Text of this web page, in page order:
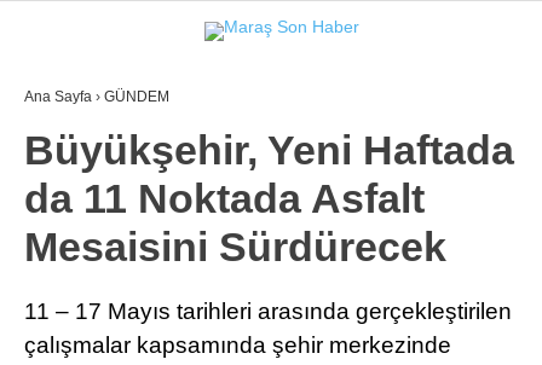
GALERİ VİDEO YAZARLAR
GÜNDEM
3. SAYFA
SAĞLIK
Ana Sayfa › GÜNDEM
Büyükşehir, Yeni Haftada
da 11 Noktada Asfalt
Mesaisini Sürdürecek
11 – 17 Mayıs tarihleri arasında gerçekleştirilen
çalışmalar kapsamında şehir merkezinde